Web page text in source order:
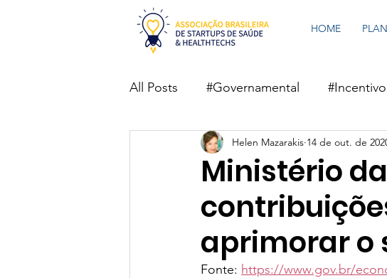
HOME
All Posts #Governamental #Incentivo
#Telemedicina #Deep Learning
Ministério
aprimorar o
Helen Mazarakis 14 de out. de
Fonte: https://www.gov.br/